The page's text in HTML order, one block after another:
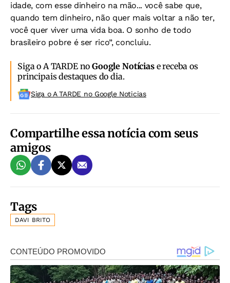
idade, com esse dinheiro na mão... você sabe que,
quando tem dinheiro, não quer mais voltar a não ter,
você quer viver uma vida boa. O sonho de todo
brasileiro pobre é ser rico”, concluiu.
Siga o A TARDE noGoogle Notíciase receba os
principais destaques do dia.
Siga o A TARDE no Google Noticias
Compartilhe essa notícia com seus
amigos
Tags
DAVI BRITO